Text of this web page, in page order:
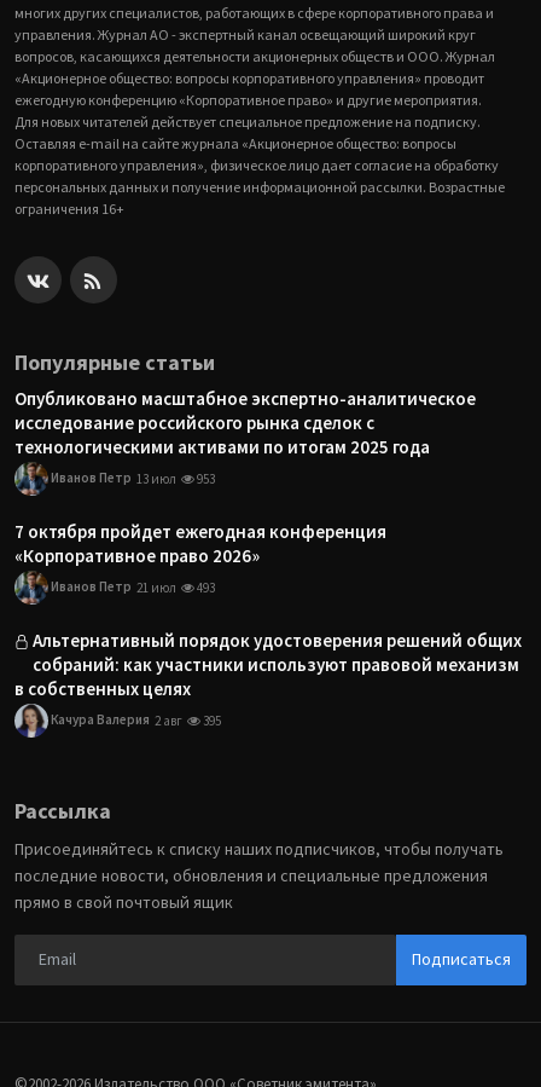
многих других специалистов, работающих в сфере корпоративного права и
управления. Журнал АО - экспертный канал освещающий широкий круг
вопросов, касающихся деятельности акционерных обществ и ООО. Журнал
«Акционерное общество: вопросы корпоративного управления» проводит
ежегодную конференцию «Корпоративное право» и другие мероприятия.
Для новых читателей действует специальное предложение на подписку.
Оставляя e-mail на сайте журнала «Акционерное общество: вопросы
корпоративного управления», физическое лицо дает согласие на обработку
персональных данных и получение информационной рассылки. Возрастные
ограничения 16+
Популярные статьи
Опубликовано масштабное экспертно-аналитическое
исследование российского рынка сделок с
технологическими активами по итогам 2025 года
Иванов Петр 13 июл 953
7 октября пройдет ежегодная конференция
«Корпоративное право 2026»
Иванов Петр 21 июл 493
Альтернативный порядок удостоверения решений общих
собраний: как участники используют правовой механизм
в собственных целях
Качура Валерия 2 авг 395
Рассылка
Присоединяйтесь к списку наших подписчиков, чтобы получать
последние новости, обновления и специальные предложения
прямо в свой почтовый ящик
Подписаться